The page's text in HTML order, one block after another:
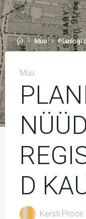
Home
Muu Planlogi
Muu
NÜÜD
D
Kersti Proos